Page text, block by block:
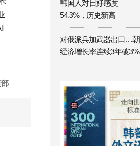
韩国人对日好感度
54.3%，历史新高
对俄派兵加武器出口…朝
经济增长率连续3年破3%